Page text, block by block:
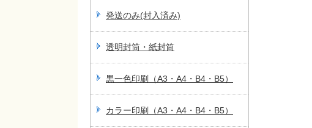
発送のみ(封入済み)
透明封筒・紙封筒
黒一色印刷（A3・A4・B4・B5）
カラー印刷（A3・A4・B4・B5）